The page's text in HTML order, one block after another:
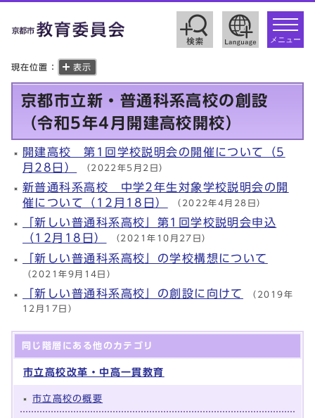
toggle
メニュー
現在位置： 表示
京都市立新・普通科系高校の創設
（令和5年4月開建高校開校）
開建高校 第1回学校説明会の開催について（5
月28日） （2022年5月2日）
新普通科系高校 中学2年生対象学校説明会の開
催について（12月18日） （2022年4月28日）
「新しい普通科系高校」第1回学校説明会申込
（12月18日） （2021年10月27日）
「新しい普通科系高校」の学校構想について
（2021年9月14日）
「新しい普通科系高校」の創設に向けて （2019年
12月17日）
同じ階層にある他のカテゴリ
市立高校改革・中高一貫教育
市立高校の概要